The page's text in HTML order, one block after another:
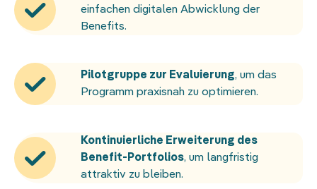
einfachen digitalen Abwicklung der
Benefits.
Pilotgruppe zur Evaluierung, um das
Programm praxisnah zu optimieren.
Kontinuierliche Erweiterung des
Benefit-Portfolios, um langfristig
attraktiv zu bleiben.